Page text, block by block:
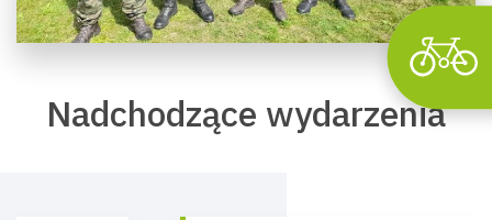
Nadchodzące wydarzenia